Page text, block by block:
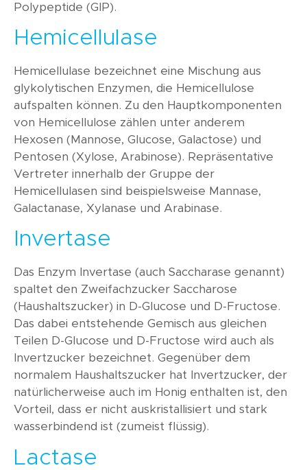
Polypeptide (GIP).
Hemicellulase
Hemicellulase bezeichnet eine Mischung aus
glykolytischen Enzymen, die Hemicellulose
aufspalten können. Zu den Hauptkomponenten
von Hemicellulose zählen unter anderem
Hexosen (Mannose, Glucose, Galactose) und
Pentosen (Xylose, Arabinose). Repräsentative
Vertreter innerhalb der Gruppe der
Hemicellulasen sind beispielsweise Mannase,
Galactanase, Xylanase und Arabinase.
Invertase
Das Enzym Invertase (auch Saccharase genannt)
spaltet den Zweifachzucker Saccharose
(Haushaltszucker) in D-Glucose und D-Fructose.
Das dabei entstehende Gemisch aus gleichen
Teilen D-Glucose und D-Fructose wird auch als
Invertzucker bezeichnet. Gegenüber dem
normalem Haushaltszucker hat Invertzucker, der
natürlicherweise auch im Honig enthalten ist, den
Vorteil, dass er nicht auskristallisiert und stark
wasserbindend ist (zumeist flüssig).
Lactase